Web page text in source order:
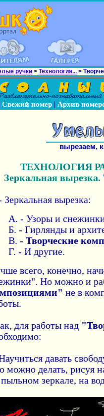
ручки> Технология...>
Свежий номер| Архив
вырезаем,
ТЕХНОЛОГИЯ
Зеркальная
Зеркальная вырезка:
А. - Узоры и
Б. - Гирлянды и
В. - Творческие
Г. - И другие.
всего, конечно,
Но можно и
не в
для работы над
давать
можно делать, рисуя
зеркале, на